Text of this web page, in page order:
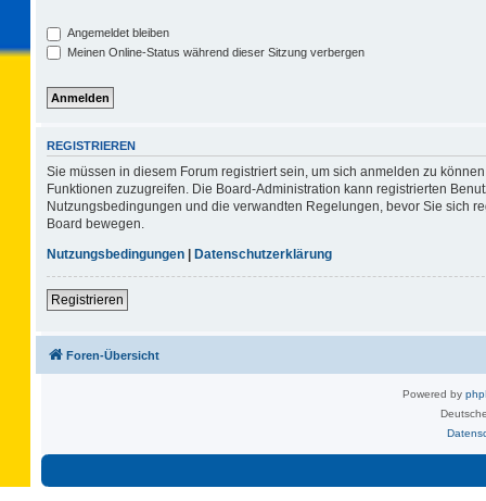
Angemeldet bleiben
Meinen Online-Status während dieser Sitzung verbergen
REGISTRIEREN
Sie müssen in diesem Forum registriert sein, um sich anmelden zu
Funktionen zuzugreifen. Die Board-Administration kann registrierten
Nutzungsbedingungen und die verwandten Regelungen, bevor Sie sich
Board bewegen.
Nutzungsbedingungen | Datenschutzerklärung
Registrieren
Foren-Übersicht
Powered by